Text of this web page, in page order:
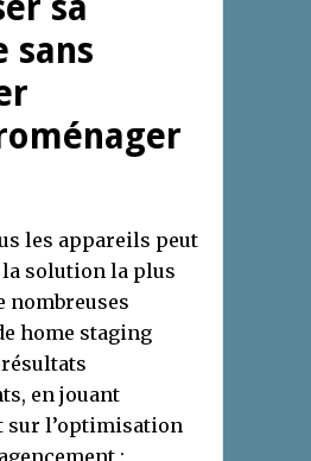
sans
les appareils peut
la solution la plus
nombreuses
home staging
en jouant
sur l’optimisation